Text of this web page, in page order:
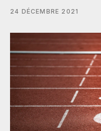
24 DÉCEMBRE 2021